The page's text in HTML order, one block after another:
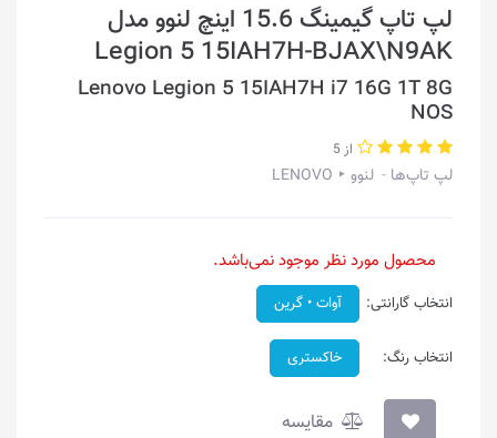
لپ تاپ گیمینگ 15.6 اینچ لنوو مدل
Legion 5 15IAH7H-BJAX\N9AK
Lenovo Legion 5 15IAH7H i7 16G 1T 8G
NOS
از 5
لپ تاپ‌ها لنوو ‣ LENOVO
محصول مورد نظر موجود نمی‌باشد.
انتخاب گارانتی: آوات • گرین
انتخاب رنگ: خاکستری
مقایسه